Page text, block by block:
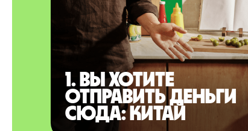
1. Вы хотите
отправить деньги
сюда: Китай